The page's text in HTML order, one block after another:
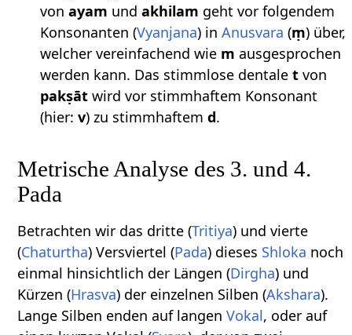
von ayam und akhilam geht vor folgendem
Konsonanten (Vyanjana) in Anusvara (ṃ) über,
welcher vereinfachend wie m ausgesprochen
werden kann. Das stimmlose dentale tvon
pakṣātwird vor stimmhaftem Konsonant
(hier: v) zu stimmhaftem d.
Metrische Analyse des 3. und 4.
Pada
Betrachten wir das dritte (Tritiya) und vierte
(Chaturtha) Versviertel (Pada) dieses Shloka noch
einmal hinsichtlich der Längen (Dirgha) und
Kürzen (Hrasva) der einzelnen Silben (Akshara).
Lange Silben enden auf langenVokal, oder auf